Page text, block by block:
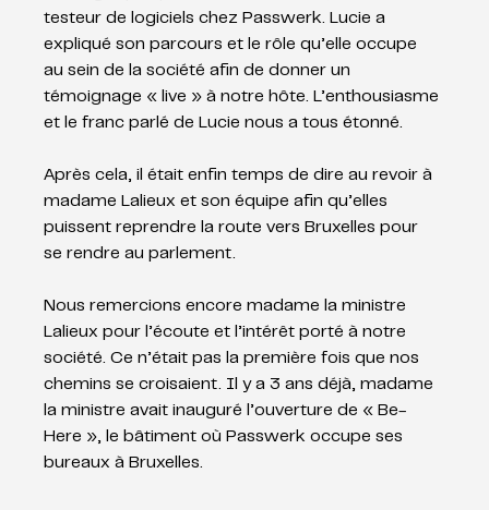
testeur de logiciels chez Passwerk. Lucie a
expliqué son parcours et le rôle qu’elle occupe
au sein de la société afin de donner un
témoignage « live » à notre hôte. L’enthousiasme
et le franc parlé de Lucie nous a tous étonné.
Après cela, il était enfin temps de dire au revoir à
madame Lalieux et son équipe afin qu’elles
puissent reprendre la route vers Bruxelles pour
se rendre au parlement.
Nous remercions encore madame la ministre
Lalieux pour l’écoute et l’intérêt porté à notre
société. Ce n’était pas la première fois que nos
chemins se croisaient. Il y a 3 ans déjà, madame
la ministre avait inauguré l’ouverture de « Be-
Here », le bâtiment où Passwerk occupe ses
bureaux à Bruxelles.